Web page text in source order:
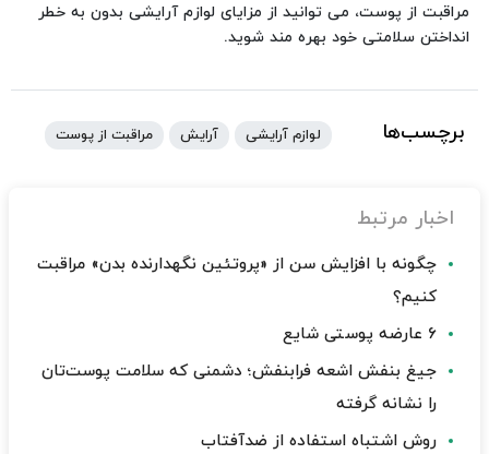
مراقبت از پوست، می توانید از مزایای لوازم آرایشی بدون به خطر
انداختن سلامتی خود بهره مند شوید.
برچسب‌ها لوازم آرایشی آرایش مراقبت از پوست
اخبار مرتبط
چگونه با افزایش سن از «پروتئین نگهدارنده بدن» مراقبت
کنیم؟
۶ عارضه پوستی شایع
جیغ بنفش اشعه فرابنفش؛‌ دشمنی که سلامت پوست‌تان
را نشانه گرفته
روش اشتباه استفاده از ضدآفتاب